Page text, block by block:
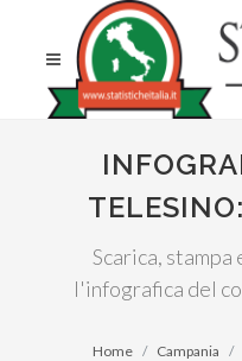
Scarica,
l'infografica del
Home Campania